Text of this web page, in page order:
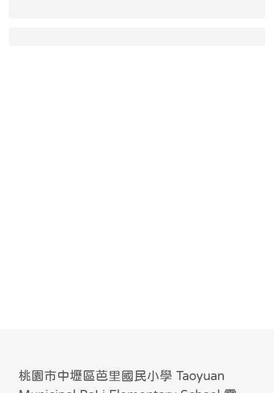
桃園市中壢區芭里國民小學 Taoyuan
Municipal BaLi Elementary School 電